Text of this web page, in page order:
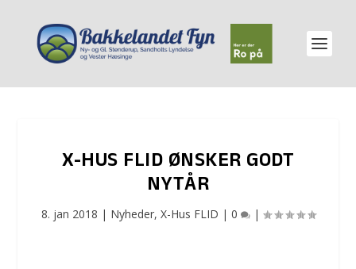
X-HUS FLID ØNSKER GODT
NYTÅR
8. jan 2018 | Nyheder, X-Hus FLID | 0 |